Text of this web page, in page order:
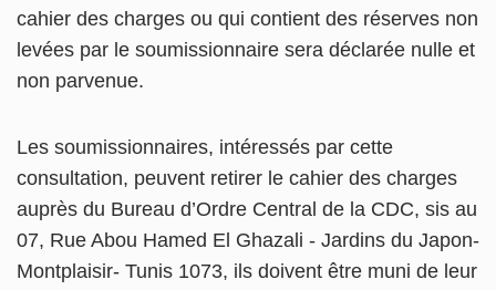
cahier des charges ou qui contient des réserves non
levées par le soumissionnaire sera déclarée nulle et
non parvenue.
Les soumissionnaires, intéressés par cette
consultation, peuvent retirer le cahier des charges
auprès du Bureau d’Ordre Central de la CDC, sis au
07, Rue Abou Hamed El Ghazali - Jardins du Japon-
Montplaisir- Tunis 1073, ils doivent être muni de leur